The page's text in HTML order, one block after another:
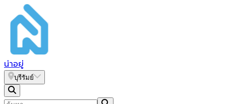
น่าอยู่
บุรีรัมย์